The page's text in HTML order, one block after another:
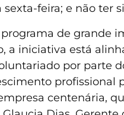
sexta-feira; e não ter
de grande
a iniciativa está
por parte
profissional
centenária,